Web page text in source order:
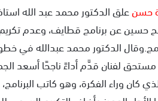
حسنعلق الدكتور محمد عبد الله
حسين عن برنامج قطايف، وعدم تكريم
الدكتور محمد عبدالله في
لفنان قدَّم أداءً ناجحًا أسعد
كان وراء الفكرة، وهو كاتب